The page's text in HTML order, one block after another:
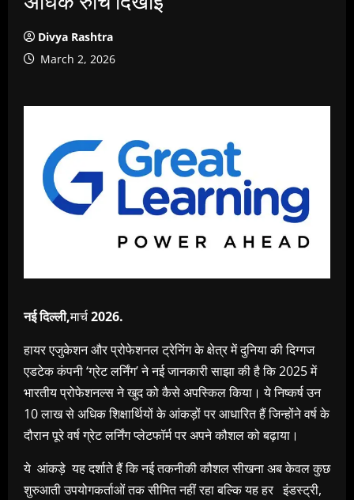
Divya Rashtra
March 2, 2026
नई दिल्‍ली,मार्च2026.
हायर एजुकेशन और प्रोफेशनल ट्रेनिंग के क्षेत्र में दुनिया की दिग्गज
एडटेक कंपनी ‘ग्रेट लर्निंग’ ने नई जानकारी साझा की है कि 2025 में
भारतीय प्रोफेशनल्स ने खुद को कैसे अपस्किल किया। ये निष्‍कर्ष उन
10 लाख से अधिक शिक्षार्थियों के आंकड़ों पर आधारित हैं जिन्‍होंने वर्ष के
दौरान पूरे वर्ष ग्रेट लर्निंग प्‍लेटफॉर्म पर अपने कौशल को बढ़ाया।
ये आंकड़े यह दर्शाते हैं कि नई तकनीकी कौशल सीखना अब केवल कुछ
शुरुआती उपयोगकर्ताओं तक सीमित नहीं रहा बल्कि यह हर इंडस्ट्री,